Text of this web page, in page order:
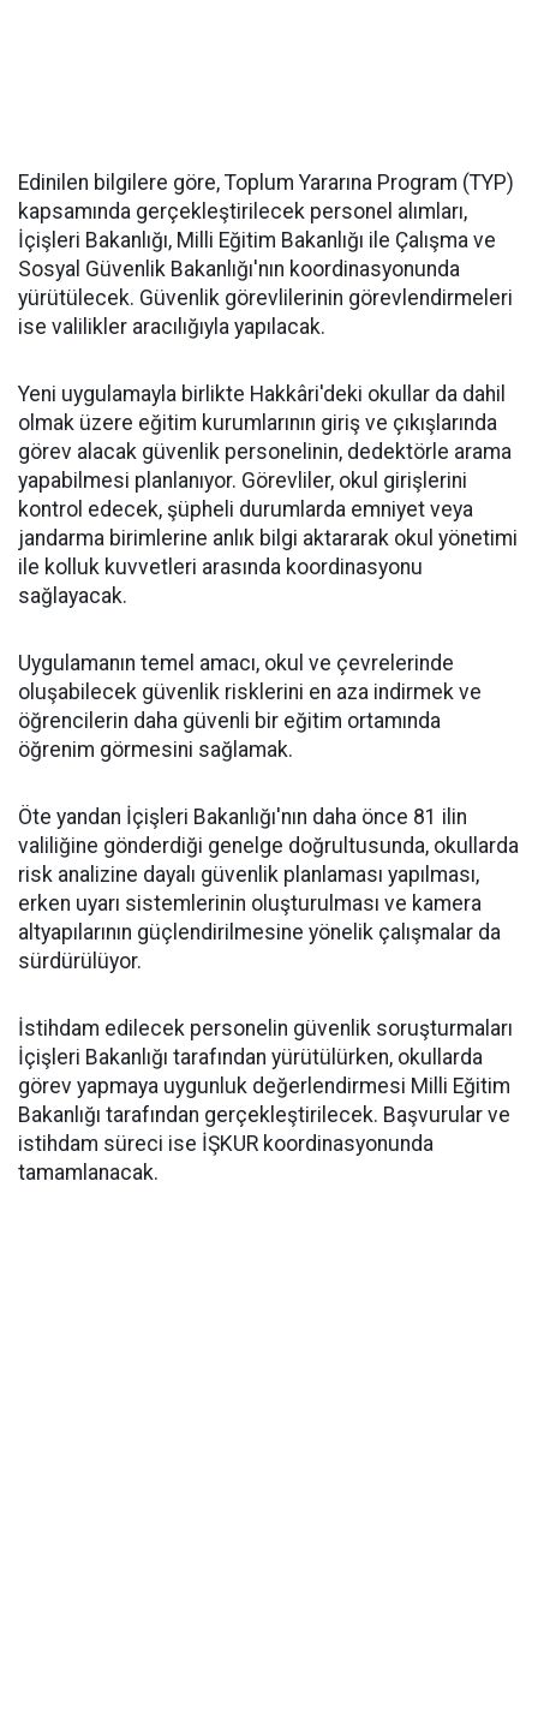
Edinilen bilgilere göre, Toplum Yararına Program (TYP)
kapsamında gerçekleştirilecek personel alımları,
İçişleri Bakanlığı, Milli Eğitim Bakanlığı ile Çalışma ve
Sosyal Güvenlik Bakanlığı'nın koordinasyonunda
yürütülecek. Güvenlik görevlilerinin görevlendirmeleri
ise valilikler aracılığıyla yapılacak.
Yeni uygulamayla birlikte Hakkâri'deki okullar da dahil
olmak üzere eğitim kurumlarının giriş ve çıkışlarında
görev alacak güvenlik personelinin, dedektörle arama
yapabilmesi planlanıyor. Görevliler, okul girişlerini
kontrol edecek, şüpheli durumlarda emniyet veya
jandarma birimlerine anlık bilgi aktararak okul yönetimi
ile kolluk kuvvetleri arasında koordinasyonu
sağlayacak.
Uygulamanın temel amacı, okul ve çevrelerinde
oluşabilecek güvenlik risklerini en aza indirmek ve
öğrencilerin daha güvenli bir eğitim ortamında
öğrenim görmesini sağlamak.
Öte yandan İçişleri Bakanlığı'nın daha önce 81 ilin
valiliğine gönderdiği genelge doğrultusunda, okullarda
risk analizine dayalı güvenlik planlaması yapılması,
erken uyarı sistemlerinin oluşturulması ve kamera
altyapılarının güçlendirilmesine yönelik çalışmalar da
sürdürülüyor.
İstihdam edilecek personelin güvenlik soruşturmaları
İçişleri Bakanlığı tarafından yürütülürken, okullarda
görev yapmaya uygunluk değerlendirmesi Milli Eğitim
Bakanlığı tarafından gerçekleştirilecek. Başvurular ve
istihdam süreci ise İŞKUR koordinasyonunda
tamamlanacak.